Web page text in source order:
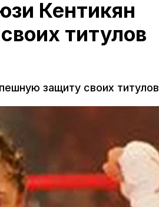
Кентикян
титулов
защиту своих титулов